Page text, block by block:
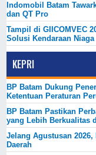
Indomobil Batam
dan QT Pro
Tampil di GIICOMVEC
Solusi Kendaraan Niaga
KEPRI
BP Batam Dukung
Ketentuan Peraturan
BP Batam Pastikan
yang Lebih Berkualitas
Jelang Agustusan
Daerah